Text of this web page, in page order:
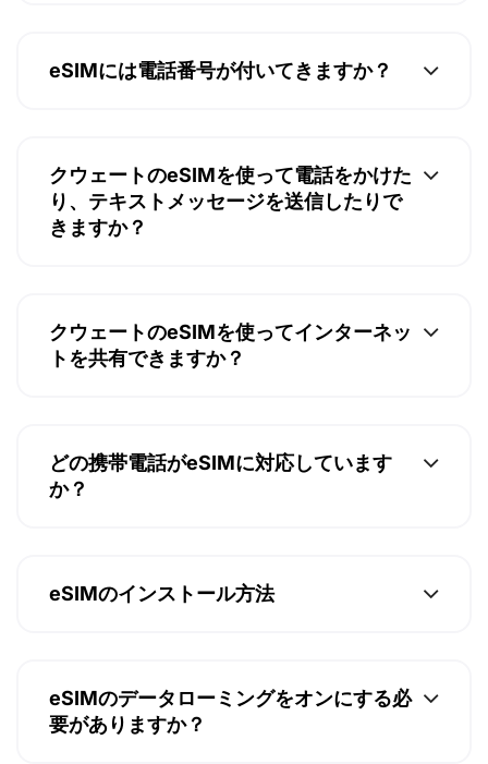
eSIMには電話番号が付いてきますか？
クウェートのeSIMを使って電話をかけた
り、テキストメッセージを送信したりで
きますか？
クウェートのeSIMを使ってインターネッ
トを共有できますか？
どの携帯電話がeSIMに対応しています
か？
eSIMのインストール方法
eSIMのデータローミングをオンにする必
要がありますか？